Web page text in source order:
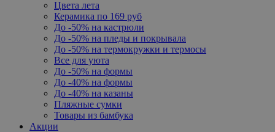
Цвета лета
Керамика по 169 руб
До -50% на кастрюли
До -50% на пледы и покрывала
До -50% на термокружки и термосы
Все для уюта
До -50% на формы
До -40% на формы
До -40% на казаны
Пляжные сумки
Товары из бамбука
Акции